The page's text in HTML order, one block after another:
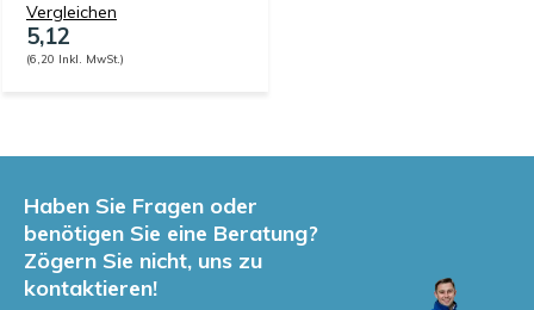
Vergleichen
5,12
(6,20 Inkl. MwSt.)
Haben Sie Fragen oder
benötigen Sie eine Beratung?
Zögern Sie nicht, uns zu
kontaktieren!